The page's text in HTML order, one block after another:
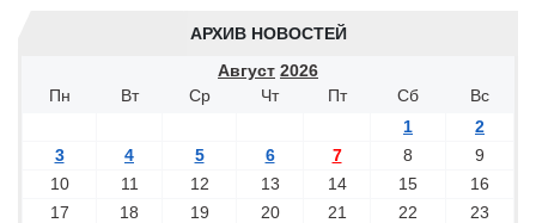
АРХИВ НОВОСТЕЙ
Август 2026
Пн
Вт Ср Чт Пт Сб
Вс
1
2
3
4 5 6 7 8
9
10
11 12 13 14 15
16
17
18 19 20 21 22
23